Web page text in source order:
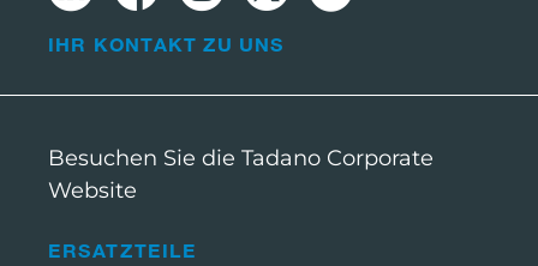
ERSATZTEILE
IHR KONTAKT ZU UNS
Besuchen Sie die Tadano Corporate
Website